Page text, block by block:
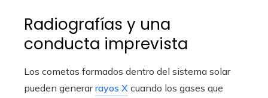
Radiografías y una
conducta imprevista
Los cometas formados dentro del sistema solar
pueden generarrayos X cuando los gases que